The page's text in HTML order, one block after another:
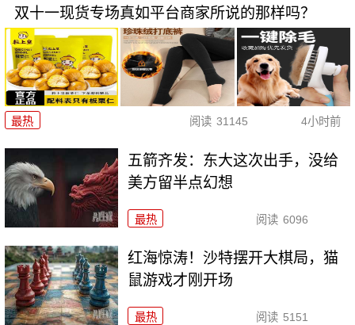
双十一现货专场真如平台商家所说的那样吗？
最热 阅读 31145 4小时前
五箭齐发：东大这次出手，没给
美方留半点幻想
最热 阅读 6096
红海惊涛！沙特摆开大棋局，猫
鼠游戏才刚开场
最热 阅读 5151